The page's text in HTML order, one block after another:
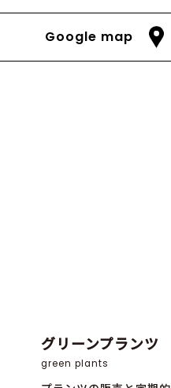
Google map
グリーンプランツ
green plants